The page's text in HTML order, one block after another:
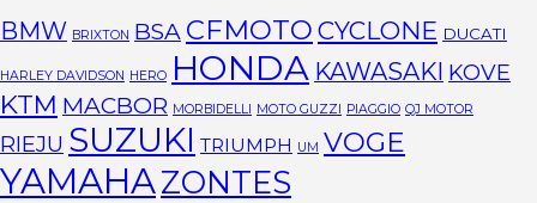
BMW BRIXTON BSA CFMOTO CYCLONE DUCATI
HARLEY DAVIDSON HERO HONDA KAWASAKI KOVE
KTM MACBOR MORBIDELLI MOTO GUZZI PIAGGIO QJ MOTOR
RIEJU SUZUKI TRIUMPH UM VOGE
YAMAHAZONTES